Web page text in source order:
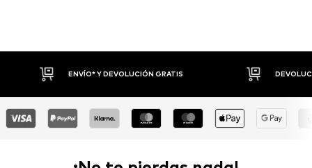
GRATIS DEVOLUCIONES HASTA 30 DÍAS